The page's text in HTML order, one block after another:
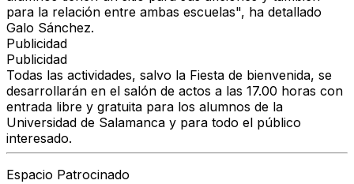
para la relación entre ambas escuelas", ha detallado
Galo Sánchez.
Publicidad
Publicidad
Todas las actividades, salvo la Fiesta de bienvenida, se
desarrollarán en el salón de actos a las 17.00 horas con
entrada libre y gratuita para los alumnos de la
Universidad de Salamanca y para todo el público
interesado.
Espacio Patrocinado